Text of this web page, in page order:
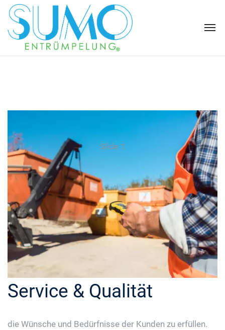
Slide 1
Service & Qualität
die Wünsche und Bedürfnisse der Kunden zu erfüllen.